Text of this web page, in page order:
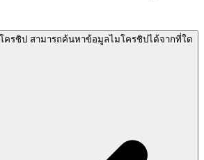
ครชิป สามารถค้นหาข้อมูลไมโครชิปได้จากที่ใด